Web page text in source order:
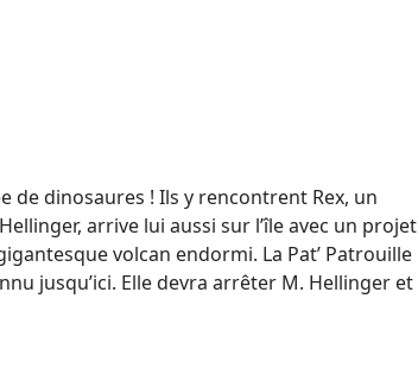
de dinosaures ! Ils y rencontrent Rex, un
arrive lui aussi sur l’île avec un projet
volcan endormi. La Pat’ Patrouille
jusqu’ici. Elle devra arrêter M. Hellinger et